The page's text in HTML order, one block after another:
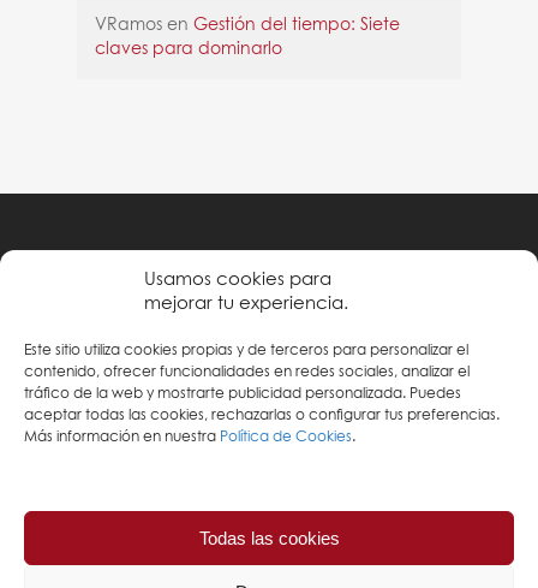
Usamos cookies para
mejorar tu experiencia.
Este sitio utiliza cookies propias y de terceros para personalizar el
contenido, ofrecer funcionalidades en redes sociales, analizar el
tráfico de la web y mostrarte publicidad personalizada. Puedes
aceptar todas las cookies, rechazarlas o configurar tus preferencias.
Más información en nuestra Política de Cookies.
Todas las cookies
VRamos en Gestión del tiempo: Siete
claves para dominarlo
Política de privacidad
Política de cookies